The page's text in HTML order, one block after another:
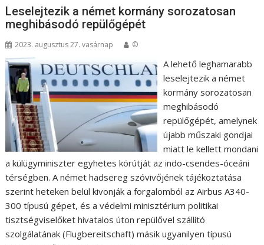
Leselejtezik a német kormány sorozatosan
meghibásodó repülőgépét
2023. augusztus 27. vasárnap ©
A lehető leghamarabb
leselejtezik a német
kormány sorozatosan
meghibásodó
repülőgépét, amelynek
újabb műszaki gondjai
miatt le kellett mondani
a külügyminiszter egyhetes körútját az indo-csendes-óceáni
térségben. A német hadsereg szóvivőjének tájékoztatása
szerint heteken belül kivonják a forgalomból az Airbus A340-
300 típusú gépet, és a védelmi minisztérium politikai
tisztségviselőket hivatalos úton repülővel szállító
szolgálatának (Flugbereitschaft) másik ugyanilyen típusú